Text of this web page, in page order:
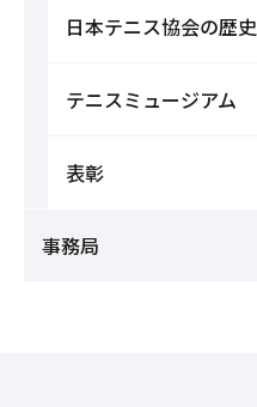
日本テニス協会の歴史
テニスミュージアム
表彰
事務局